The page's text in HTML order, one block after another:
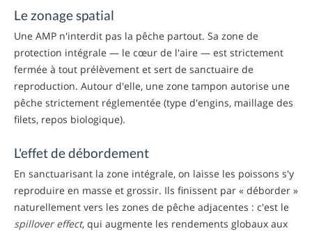
Le zonage spatial
Une AMP n'interdit pas la pêche partout. Sa zone de
protection intégrale — le cœur de l'aire — est strictement
fermée à tout prélèvement et sert de sanctuaire de
reproduction. Autour d'elle, une zone tampon autorise une
pêche strictement réglementée (type d'engins, maillage des
filets, repos biologique).
L'effet de débordement
En sanctuarisant la zone intégrale, on laisse les poissons s'y
reproduire en masse et grossir. Ils finissent par « déborder »
naturellement vers les zones de pêche adjacentes : c'est le
spillover effect, qui augmente les rendements globaux aux